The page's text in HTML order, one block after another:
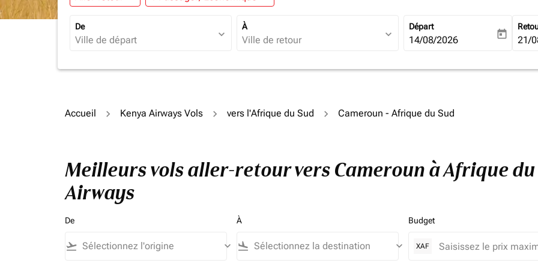
De
expand_more
À
expand_more
Départ
fc-booking-departure-date-
14/08/2026 today fc-
21/
Accueil Kenya Airways Vols vers l'Afrique du Sud Cameroun - Afrique du Sud
Meilleurs vols aller-retour vers Cameroun à Afrique du
Airways
De
flight_takeoff keyboard_arrow_down
À
flight_land keyboard_arrow_down
Budget
XAF